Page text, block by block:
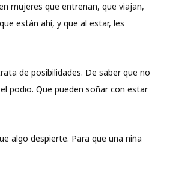
mujeres que entrenan, que viajan,
están ahí, y que al estar, les
de posibilidades. De saber que no
podio. Que pueden soñar con estar
algo despierte. Para que una niña